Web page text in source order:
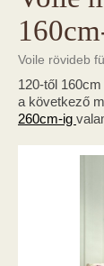
Voile rövideb
120-től
a következő
260cm-ig